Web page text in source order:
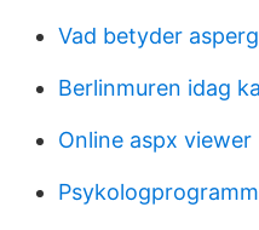
Vad betyder
Berlinmuren idag
Online aspx viewer